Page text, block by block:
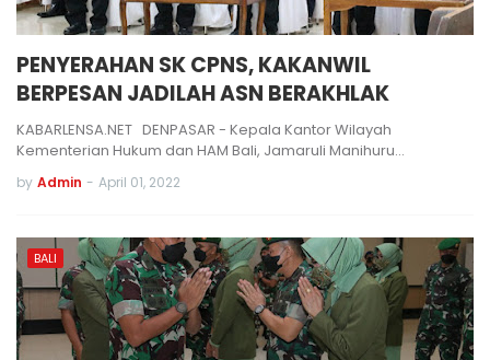
PENYERAHAN SK CPNS, KAKANWIL
BERPESAN JADILAH ASN BERAKHLAK
KABARLENSA.NET DENPASAR - Kepala Kantor Wilayah
Kementerian Hukum dan HAM Bali, Jamaruli Manihuru…
by Admin - April 01, 2022
BALI